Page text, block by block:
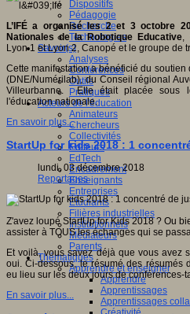
Dispositifs
Pédagogie
Recherche
Technologies
Savoir(s)
Analyses
Conférences
Outils
Pratiques
Acteurs de l'éducation
Animateurs
Chercheurs
Collectivités
Editeurs
EdTech
Encadrement
Enseignants
Entreprises
Etudiants
Filières industrielles
Institutionnels
Médiateurs
Parents
Thématiques
Apprendre et enseigner
Apprendre
Apprentissages
Apprentissages
L’IFÉ a organisé les 2 et 3 octobre
Nationales de la Robotique Educative,
Lyon 1 et Lyon 2, Canopé et le groupe de
Cette manifestation a bénéficié du
(DNE/Numérilab), du Conseil régional
Villeurbanne. Elle était placée sous
l'éducation nationale.
En savoir plus...
StartUp for kids 2018 : 1
lundi, 03 décembre 2018
Reportages
Z'avez loupé StartUp for Kids 2018 ? Ou
assister à TOUS les échanges qui se
Et voilà, vous savez déjà que vous avez
oui. Ci-dessous, le résumé des résumés
eu lieu sur les deux jours de conférences-
En savoir plus...